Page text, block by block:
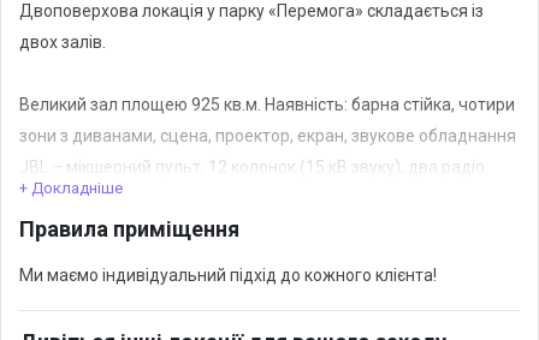
Двоповерхова локація у парку «Перемога» складається із
двох залів.
Великий зал площею 925 кв.м. Наявність: барна стійка, чотири
зони з диванами, сцена, проектор, екран, звукове обладнання
JBL – мікшерний пульт, 12 колонок (15 кВ звуку), два радіо
мікрофони, світлове обладнання: пари – 30 штук, голови з
фільтрами – 8 штук ., світлодіодне підсвічування, стільці 250
+ Докладніше
Правила приміщення
Ми маємо індивідуальний підхід до кожного клієнта!